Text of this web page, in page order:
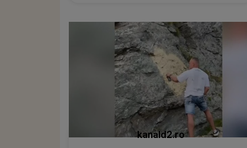
kanald2.ro